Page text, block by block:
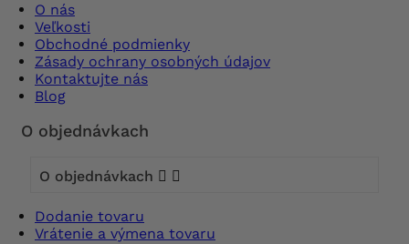
O nás
Veľkosti
Obchodné podmienky
Zásady ochrany osobných údajov
Kontaktujte nás
Blog
O objednávkach
O objednávkach  
Dodanie tovaru
Vrátenie a výmena tovaru